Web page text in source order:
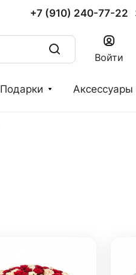
+7 (910) 240-77-22
Войти
Подарки Аксессуары